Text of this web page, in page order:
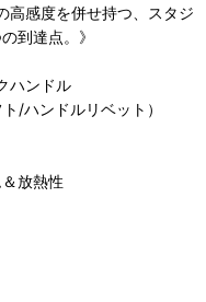
高感度を併せ持つ、スタジ
到達点。》
ハンドル
/ハンドルリベット）
放熱性